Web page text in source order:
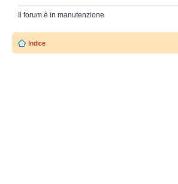
Il forum è in manutenzione
Indice